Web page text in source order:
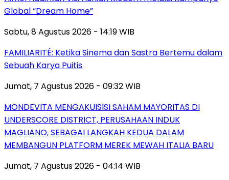
Global “Dream Home”
Sabtu, 8 Agustus 2026 - 14:19 WIB
FAMILIARITÉ: Ketika Sinema dan Sastra Bertemu dalam
Sebuah Karya Puitis
Jumat, 7 Agustus 2026 - 09:32 WIB
MONDEVITA MENGAKUISISI SAHAM MAYORITAS DI
UNDERSCORE DISTRICT, PERUSAHAAN INDUK
MAGLIANO, SEBAGAI LANGKAH KEDUA DALAM
MEMBANGUN PLATFORM MEREK MEWAH ITALIA BARU
Jumat, 7 Agustus 2026 - 04:14 WIB